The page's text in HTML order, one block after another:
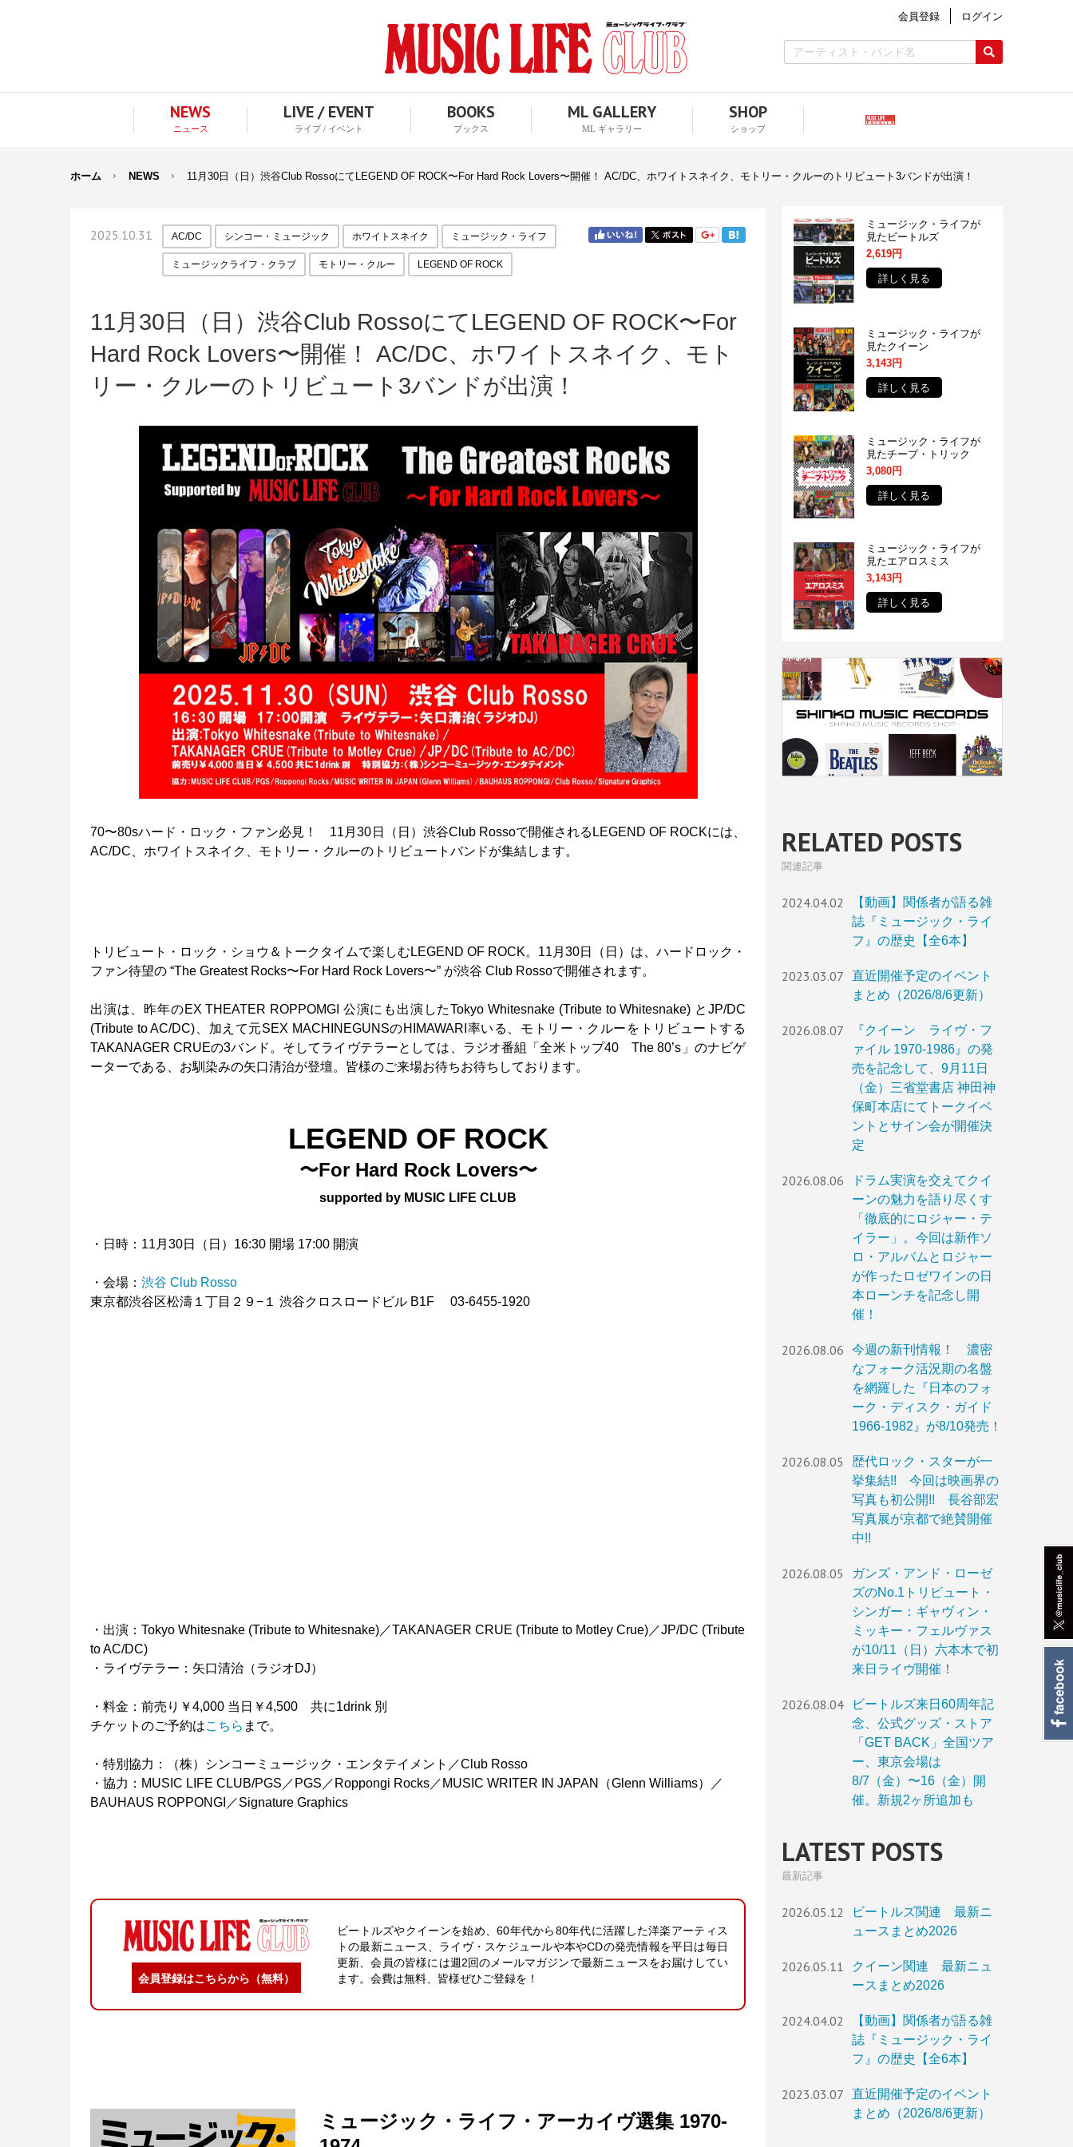
会員登録 ログイン
NEWS
ニュース
LIVE / EVENT
ライブ / イベント
BOOKS
ブックス
ML GALLERY
ML ギャラリー
SHOP
ショップ
ホーム NEWS 11月30日（日）渋谷Club RossoにてLEGEND OF ROCK〜For Hard Rock Lovers〜開催！ AC/DC、ホワイトスネイク、モトリー・クルーのトリビュート3バンドが出演！
2025.10.31 AC/DC シンコー・ミュージック ホワイトスネイク ミュージック・ライフ
ミュージックライフ・クラブ モトリー・クルー LEGEND OF ROCK
11月30日（日）渋谷Club RossoにてLEGEND OF ROCK〜For
Hard Rock Lovers〜開催！ AC/DC、ホワイトスネイク、モト
リー・クルーのトリビュート3バンドが出演！
70〜80sハード・ロック・ファン必見！ 11月30日（日）渋谷Club Rossoで開催されるLEGEND OF ROCKには、
AC/DC、ホワイトスネイク、モトリー・クルーのトリビュートバンドが集結します。
トリビュート・ロック・ショウ＆トークタイムで楽しむLEGEND OF ROCK。11月30日（日）は、ハードロック・
ファン待望の “The Greatest Rocks〜For Hard Rock Lovers〜” が渋谷 Club Rossoで開催されます。
出演は、昨年のEX THEATER ROPPOMGI 公演にも出演したTokyo Whitesnake (Tribute to Whitesnake) とJP/DC
(Tribute to AC/DC)、加えて元SEX MACHINEGUNSのHIMAWARI率いる、モトリー・クルーをトリビュートする
TAKANAGER CRUEの3バンド。そしてライヴテラーとしては、ラジオ番組「全米トップ40 The 80’s」のナビゲ
ーターである、お馴染みの矢口清治が登壇。皆様のご来場お待ちお待ちしております。
LEGEND OF ROCK
〜For Hard Rock Lovers〜
supported by MUSIC LIFE CLUB
・日時：11月30日（日）16:30 開場 17:00 開演
・会場： 渋谷 Club Rosso
東京都渋谷区松濤１丁目２９−１ 渋谷クロスロードビル B1F
03-6455-1920
・出演：Tokyo Whitesnake (Tribute to Whitesnake)／TAKANAGER CRUE (Tribute to Motley Crue)／JP/DC (Tribute
to AC/DC)
・ライヴテラー：矢口清治（ラジオDJ）
・料金：前売り￥4,000 当日￥4,500 共に1drink 別
チケットのご予約はこちら まで。
・特別協力：（株）シンコーミュージック・エンタテイメント／Club Rosso
・協力：MUSIC LIFE CLUB/PGS／PGS／Roppongi Rocks／MUSIC WRITER IN JAPAN（Glenn Williams）／
BAUHAUS ROPPONGI／Signature Graphics
会員登録はこちらから（無料）
ビートルズやクイーンを始め、60年代から80年代に活躍した洋楽アーティス
トの最新ニュース、ライヴ・スケジュールや本やCDの発売情報を平日は毎日
更新、会員の皆様には週2回のメールマガジンで最新ニュースをお届けしてい
ます。会費は無料、皆様ぜひご登録を！
ミュージック・ライフ・アーカイヴ選集 1970-
ミュージック・ライフが
見たビートルズ
2,619円
詳しく見る
ミュージック・ライフが
見たクイーン
3,143円
詳しく見る
ミュージック・ライフが
見たチープ・トリック
3,080円
詳しく見る
ミュージック・ライフが
見たエアロスミス
3,143円
詳しく見る
RELATED POSTS
関連記事
2024.04.02
【動画】関係者が語る雑
誌『ミュージック・ライ
フ』の歴史【全6本】
2023.03.07
直近開催予定のイベント
まとめ（2026/8/6更新）
2026.08.07
『クイーン ライヴ・フ
ァイル 1970-1986』の発
売を記念して、9月11日
（金）三省堂書店 神田神
保町本店にてトークイベ
ントとサイン会が開催決
定
2026.08.06
ドラム実演を交えてクイ
ーンの魅力を語り尽くす
「徹底的にロジャー・テ
イラー」。今回は新作ソ
ロ・アルバムとロジャー
が作ったロゼワインの日
本ローンチを記念し開
催！
2026.08.06
今週の新刊情報！ 濃密
なフォーク活況期の名盤
を網羅した『日本のフォ
ーク・ディスク・ガイド
1966-1982』が8/10発売！
2026.08.05
歴代ロック・スターが一
挙集結!! 今回は映画界の
写真も初公開!! 長谷部宏
写真展が京都で絶賛開催
中!!
2026.08.05
ガンズ・アンド・ローゼ
ズのNo.1トリビュート・
シンガー：ギャヴィン・
ミッキー・フェルヴァス
が10/11（日）六本木で初
来日ライヴ開催！
2026.08.04
ビートルズ来日60周年記
念、公式グッズ・ストア
「GET BACK」全国ツア
ー、東京会場は
8/7（金）〜16（金）開
催。新規2ヶ所追加も
LATEST POSTS
最新記事
2026.05.12
ビートルズ関連 最新ニ
ュースまとめ2026
2026.05.11
クイーン関連 最新ニュ
ースまとめ2026
2024.04.02
【動画】関係者が語る雑
誌『ミュージック・ライ
フ』の歴史【全6本】
2023.03.07
直近開催予定のイベント
まとめ（2026/8/6更新）